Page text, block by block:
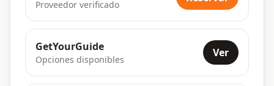
Proveedor verificado
GetYourGuide
Opciones disponibles
Ver